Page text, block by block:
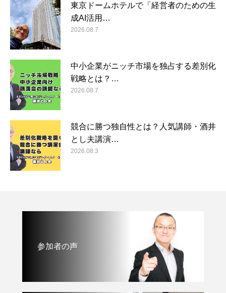
東京ドームホテルで「経営者のための生
成AI活用…
2026.08.7
中小企業がニッチ市場を独占する差別化
戦略とは？…
2026.08.7
競合に勝つ独自性とは？人気講師・酒井
とし夫講演…
2026.08.3
参加者の声